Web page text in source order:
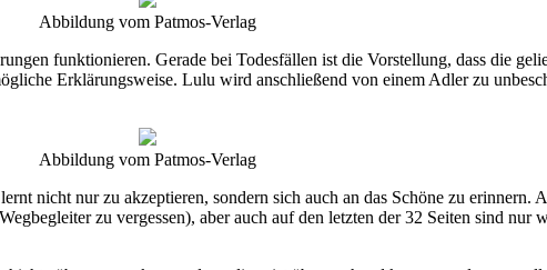
Abbildung vom Patmos-Verlag
funktionieren. Gerade bei Todesfällen ist die Vorstellung, dass die
Erklärungsweise. Lulu wird anschließend von einem Adler zu
Abbildung vom Patmos-Verlag
nicht nur zu akzeptieren, sondern sich auch an das Schöne zu erinnern.
zu vergessen), aber auch auf den letzten der 32 Seiten sind nur